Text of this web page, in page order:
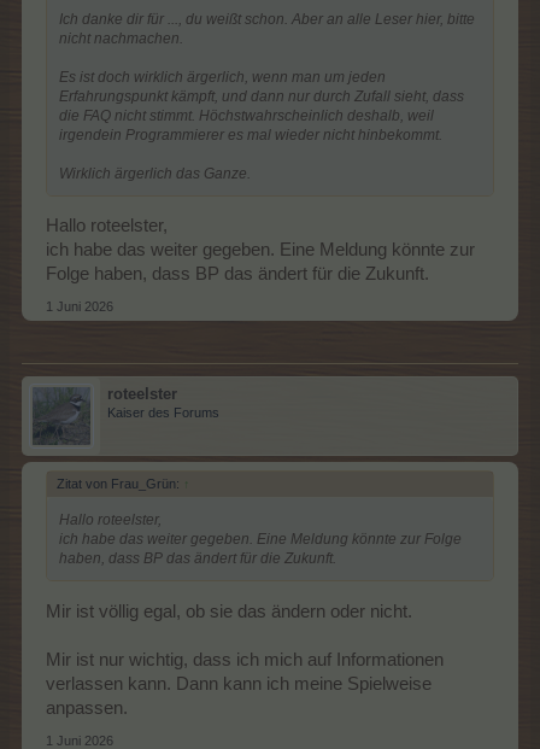
Ich danke dir für ..., du weißt schon. Aber an alle Leser hier, bitte
nicht nachmachen.
Es ist doch wirklich ärgerlich, wenn man um jeden
Erfahrungspunkt kämpft, und dann nur durch Zufall sieht, dass
die FAQ nicht stimmt. Höchstwahrscheinlich deshalb, weil
irgendein Programmierer es mal wieder nicht hinbekommt.
Wirklich ärgerlich das Ganze.
Hallo roteelster,
ich habe das weiter gegeben. Eine Meldung könnte zur
Folge haben, dass BP das ändert für die Zukunft.
1 Juni 2026
roteelster
Kaiser des Forums
Zitat von Frau_Grün: ↑
Hallo roteelster,
ich habe das weiter gegeben. Eine Meldung könnte zur Folge
haben, dass BP das ändert für die Zukunft.
Mir ist völlig egal, ob sie das ändern oder nicht.
Mir ist nur wichtig, dass ich mich auf Informationen
verlassen kann. Dann kann ich meine Spielweise
anpassen.
1 Juni 2026